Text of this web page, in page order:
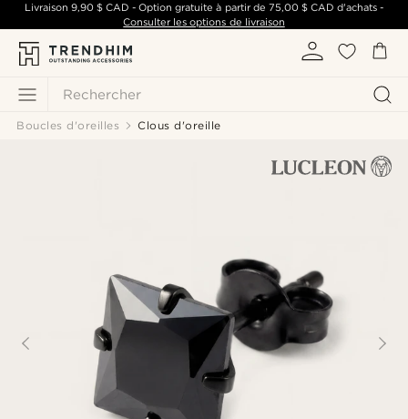
Rechercher
Livraison 9,90 $ CAD - Option gratuite à partir de 75,00 $ CAD d'achats -
Consulter les options de livraison
Boucles d'oreilles Clous d'oreille